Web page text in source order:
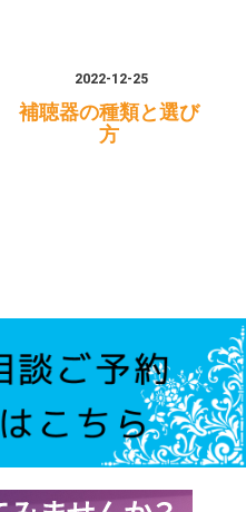
2022-12-25
補聴器の種類と選び
方